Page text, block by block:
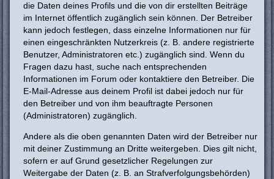
die Daten deines Profils und die von dir erstellten Beiträge
im Internet öffentlich zugänglich sein können. Der Betreiber
kann jedoch festlegen, dass einzelne Informationen nur für
einen eingeschränkten Nutzerkreis (z. B. andere registrierte
Benutzer, Administratoren etc.) zugänglich sind. Wenn du
Fragen dazu hast, suche nach entsprechenden
Informationen im Forum oder kontaktiere den Betreiber. Die
E-Mail-Adresse aus deinem Profil ist dabei jedoch nur für
den Betreiber und von ihm beauftragte Personen
(Administratoren) zugänglich.
Andere als die oben genannten Daten wird der Betreiber nur
mit deiner Zustimmung an Dritte weitergeben. Dies gilt nicht,
sofern er auf Grund gesetzlicher Regelungen zur
Weitergabe der Daten (z. B. an Strafverfolgungsbehörden)